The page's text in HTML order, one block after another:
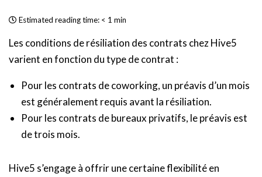
Estimated reading time: < 1 min
Les conditions de résiliation des contrats chez Hive5
varient en fonction du type de contrat :
Pour les contrats de coworking, un préavis d’un mois
est généralement requis avant la résiliation.
Pour les contrats de bureaux privatifs, le préavis est
de trois mois.
Hive5 s’engage à offrir une certaine flexibilité en